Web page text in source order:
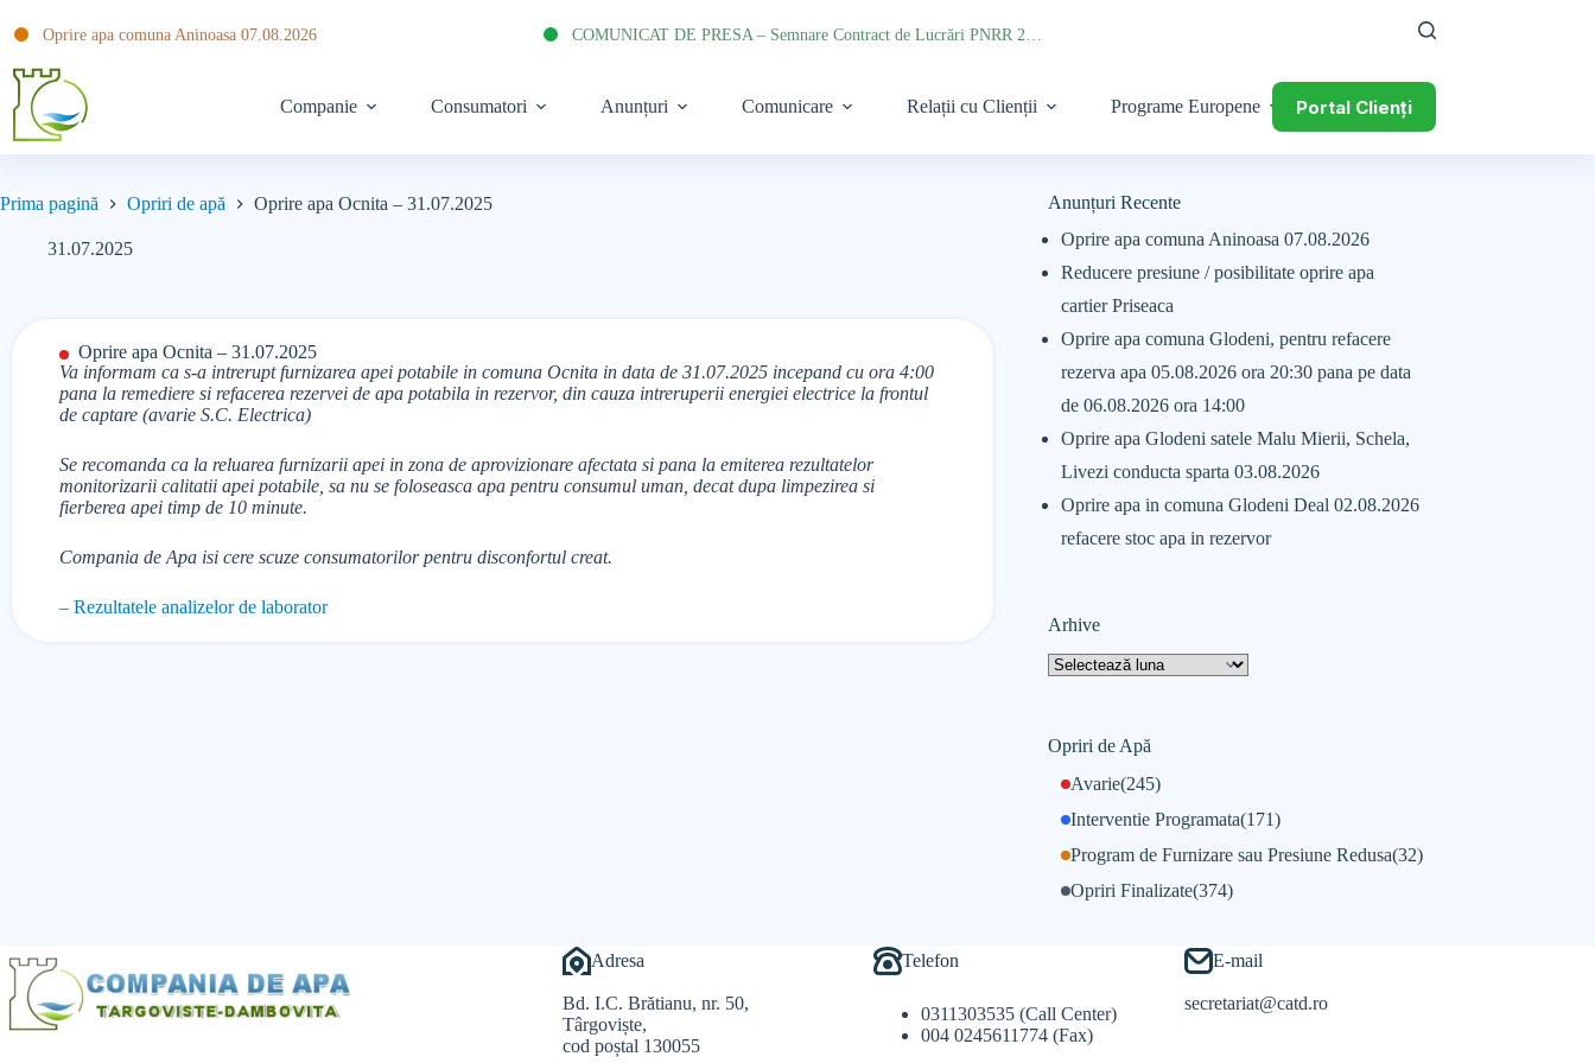
Oprire apa comuna Aninoasa 07.08.2026
Companie Consumatori Anunțuri Comunicare Relații cu Clienții Programe Europene Portal Clienți
Prima pagină Opriri de apă Oprire apa Ocnita – 31.07.2025
31.07.2025
Oprire apa Ocnita – 31.07.2025
Va informam ca s-a intrerupt furnizarea apei potabile in comuna Ocnita in data de 31.07.2025 incepand cu ora 4:00
pana la remediere si refacerea rezervei de apa potabila in rezervor, din cauza intreruperii energiei electrice la frontul
de captare (avarie S.C. Electrica)
Se recomanda ca la reluarea furnizarii apei in zona de aprovizionare afectata si pana la emiterea rezultatelor
monitorizarii calitatii apei potabile, sa nu se foloseasca apa pentru consumul uman, decat dupa limpezirea si
fierberea apei timp de 10 minute.
Compania de Apa isi cere scuze consumatorilor pentru disconfortul creat.
– Rezultatele analizelor de laborator
Anunțuri Recente
Oprire apa comuna Aninoasa 07.08.2026
Reducere presiune / posibilitate oprire apa
cartier Priseaca
Oprire apa comuna Glodeni, pentru refacere
rezerva apa 05.08.2026 ora 20:30 pana pe data
de 06.08.2026 ora 14:00
Oprire apa Glodeni satele Malu Mierii, Schela,
Livezi conducta sparta 03.08.2026
Oprire apa in comuna Glodeni Deal 02.08.2026
refacere stoc apa in rezervor
Arhive
Opriri de Apă
Avarie(245)
Interventie Programata(171)
Opriri Finalizate(374)
Program de Furnizare sau Presiune Redusa(32)
Adresa
Bd. I.C. Brătianu, nr. 50,
Târgoviște,
cod poștal 130055
Telefon
0311303535 (Call Center)
004 0245611774 (Fax)
E-mail
secretariat@catd.ro